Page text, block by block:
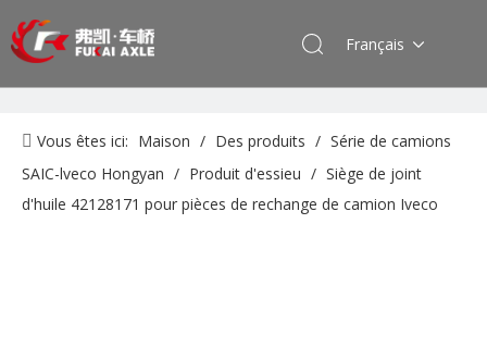
Français
Vous êtes ici: Maison / Des produits / Série de camions
SAIC-lveco Hongyan / Produit d'essieu / Siège de joint
d'huile 42128171 pour pièces de rechange de camion Iveco